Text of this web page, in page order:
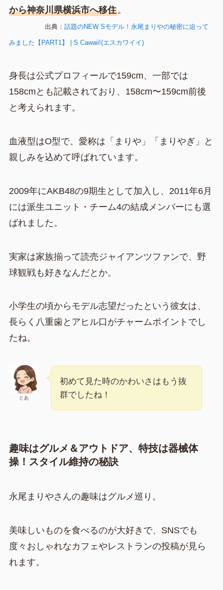
から神奈川県横浜市へ移住。
出典： 話題のNEW Sモデル！永尾まりやの秘密に迫って
みました【PART1】 | S Cawaii!(エスカワイイ)
身長は公式プロフィールで159cm、一部では
158cmとも記載されており、158cm〜159cm前後
と考えられます。
血液型はO型で、愛称は「まりや」「まりやぎ」と
親しみを込めて呼ばれています。
2009年にAKB48の9期生として加入し、2011年6月
には派生ユニット・チーム4の結成メンバーにも選
ばれました。
実家は家族揃って読売ジャイアンツファンで、野
球観戦も好きなんだとか。
小学生の頃からモデル志望だったという彼女は、
長らく八重歯とアヒル口がチャームポイントでし
たね。
とあ
初めて見た時のかわいさはもう抜
群でしたね！
趣味はグルメ＆アウトドア、特技は器械体
操！スタイル維持の秘訣
永尾まりやさんの趣味はグルメ巡り。
美味しいものを食べるのが大好きで、SNSでも
度々おしゃれなカフェやレストランの投稿が見ら
れます。